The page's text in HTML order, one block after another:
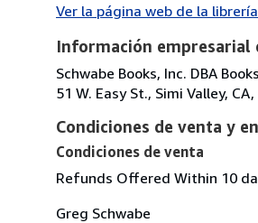
Ver la página web de la librería
Información empresarial
Schwabe Books, Inc. DBA
51 W. Easy St., Simi Valley,
Condiciones de venta y
Condiciones de venta
Refunds Offered Within 10
Greg Schwabe